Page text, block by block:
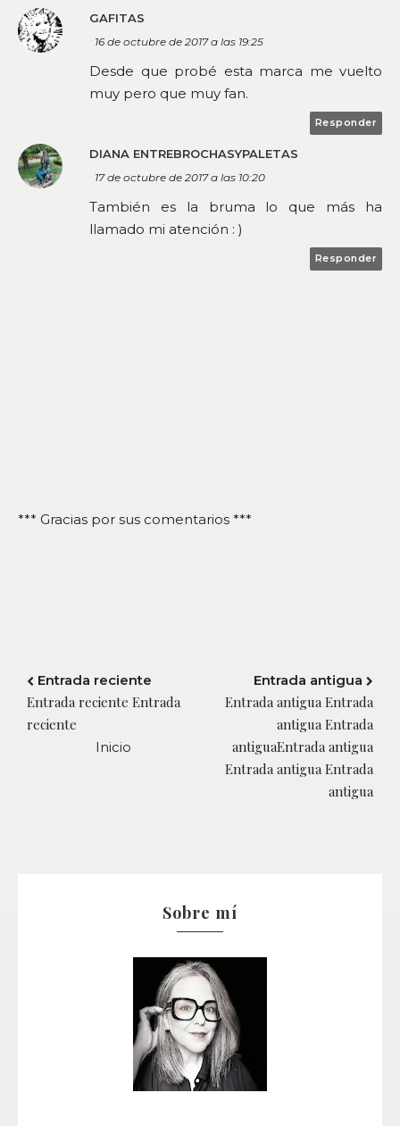
GAFITAS
16 de octubre de 2017 a las 19:25
Desde que probé esta marca me vuelto
muy pero que muy fan.
Responder
DIANA ENTREBROCHASYPALETAS
17 de octubre de 2017 a las 10:20
También es la bruma lo que más ha
llamado mi atención : )
Responder
*** Gracias por sus comentarios ***
Entrada reciente
Entrada reciente Entrada
reciente
Entrada antigua
Entrada antigua Entrada
antigua Entrada
antiguaEntrada antigua
Entrada antigua Entrada
antigua
Inicio
Sobre mí